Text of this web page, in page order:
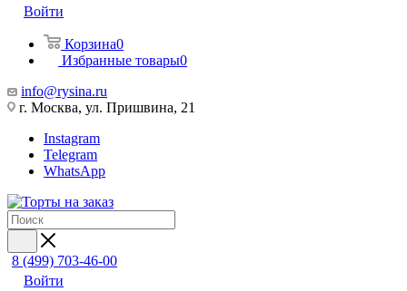
Войти
Корзина0
Избранные товары0
info@rysina.ru
г. Москва, ул. Пришвина, 21
Instagram
Telegram
WhatsApp
8 (499) 703-46-00
Войти